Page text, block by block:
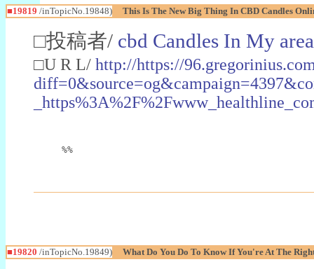
■19819 /inTopicNo.19848) This Is The New Big Thing In CBD Candles
□投稿者/ cbd Candles In My area
□U R L/ http://https://
%%
■19820 /inTopicNo.19849) What Do You Do To Know If You're At The